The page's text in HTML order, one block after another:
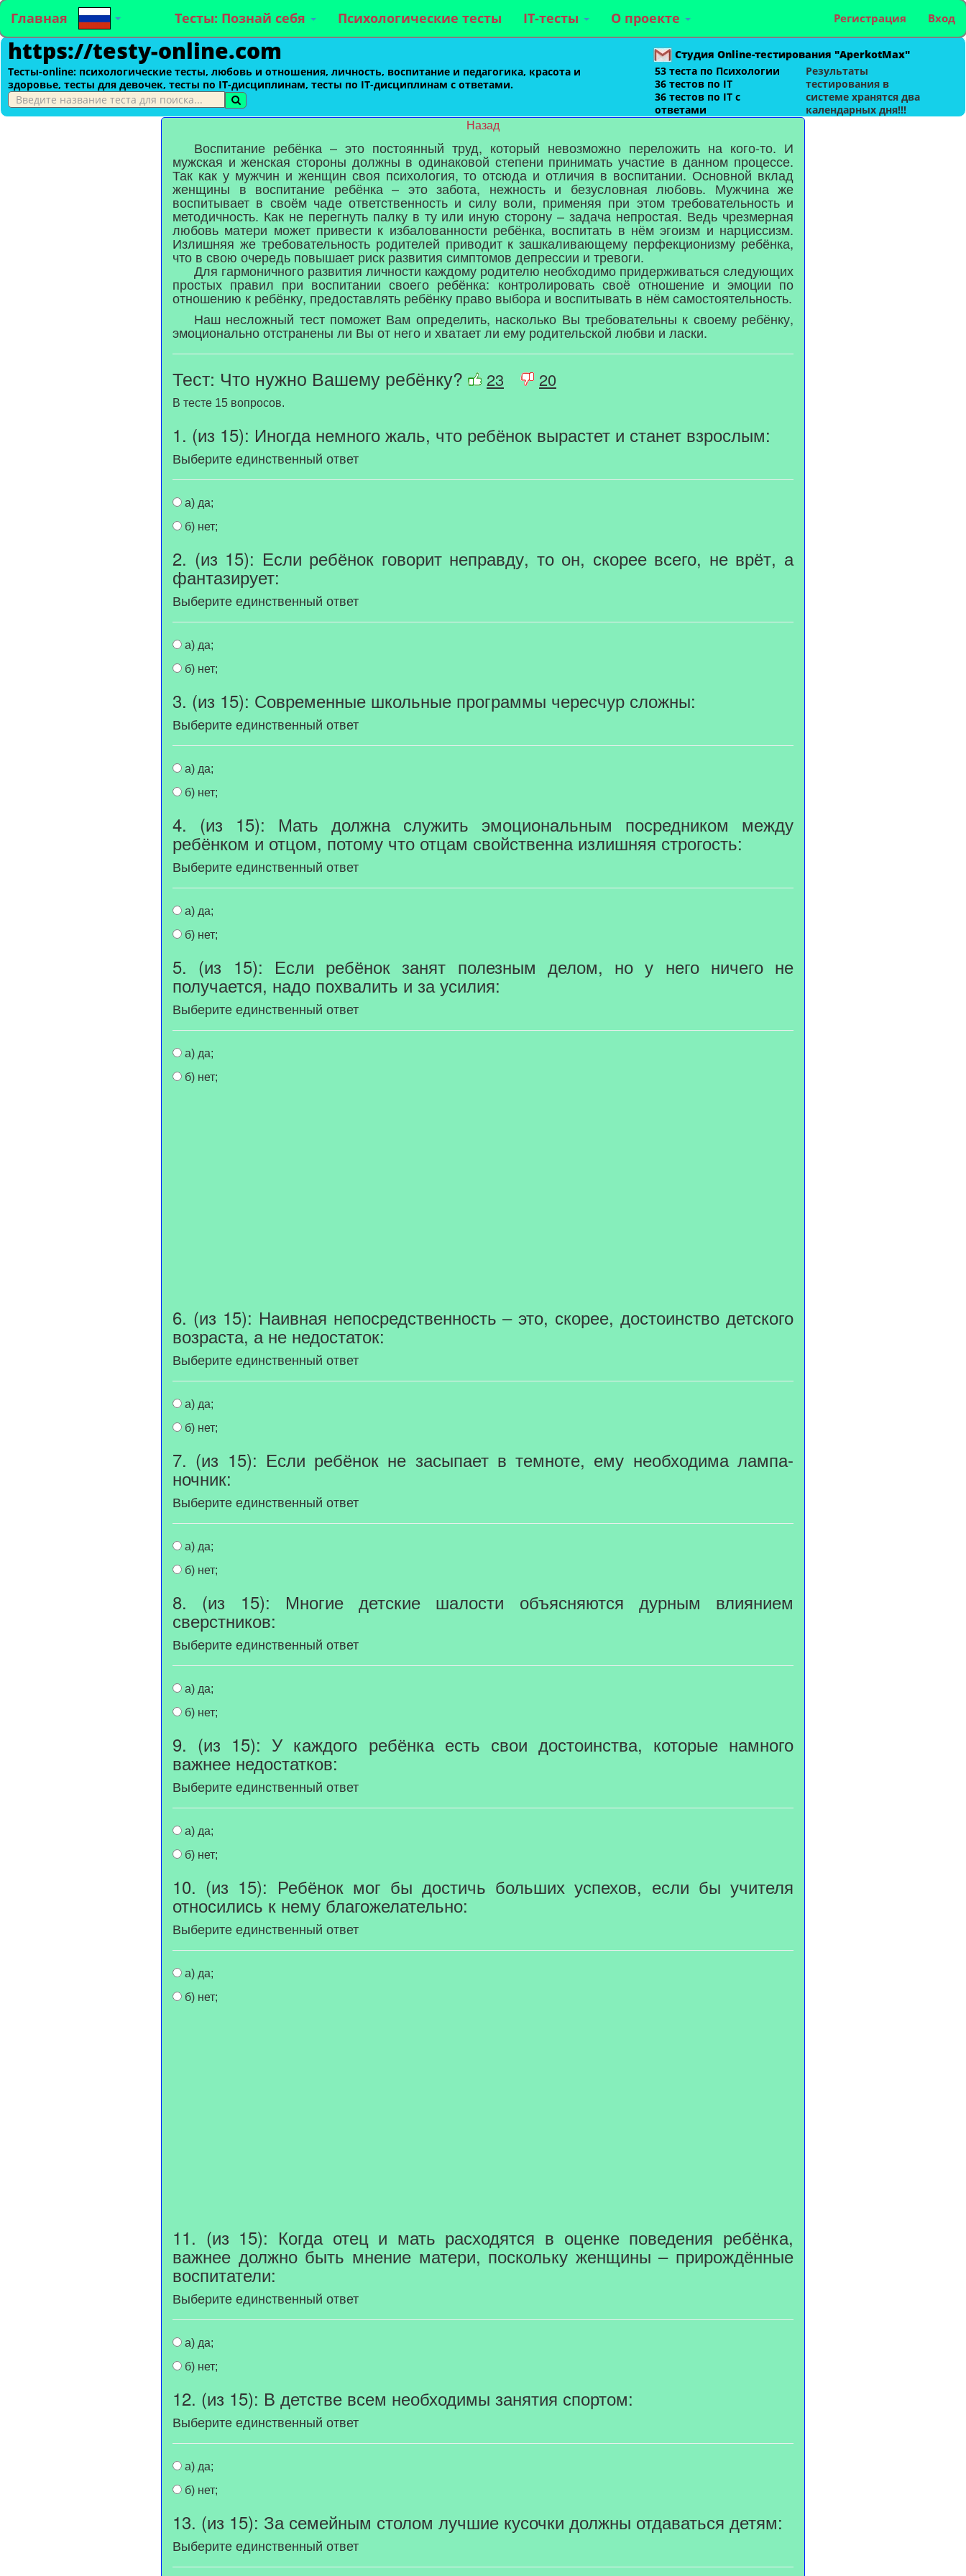
Главная Тесты: Познай себя Психологические тесты IT-тесты О проекте Регистрация Вход
https://testy-online.com
Тесты-оnline: психологические тесты, любовь и отношения, личность, воспитание и педагогика, красота и
здоровье, тесты для девочек, тесты по IT-дисциплинам, тесты по IT-дисциплинам с ответами.
Студия Online-тестирования "AperkotMax"
53 теста по Психологии
36 тестов по IT
36 тестов по IT с
ответами
Результаты
тестирования в
системе хранятся два
календарных дня!!!
Назад
Воспитание ребёнка – это постоянный труд, который невозможно переложить на кого-то. И
мужская и женская стороны должны в одинаковой степени принимать участие в данном процессе.
Так как у мужчин и женщин своя психология, то отсюда и отличия в воспитании. Основной вклад
женщины в воспитание ребёнка – это забота, нежность и безусловная любовь. Мужчина же
воспитывает в своём чаде ответственность и силу воли, применяя при этом требовательность и
методичность. Как не перегнуть палку в ту или иную сторону – задача непростая. Ведь чрезмерная
любовь матери может привести к избалованности ребёнка, воспитать в нём эгоизм и нарциссизм.
Излишняя же требовательность родителей приводит к зашкаливающему перфекционизму ребёнка,
что в свою очередь повышает риск развития симптомов депрессии и тревоги.
Для гармоничного развития личности каждому родителю необходимо придерживаться следующих
простых правил при воспитании своего ребёнка: контролировать своё отношение и эмоции по
отношению к ребёнку, предоставлять ребёнку право выбора и воспитывать в нём самостоятельность.
Наш несложный тест поможет Вам определить, насколько Вы требовательны к своему ребёнку,
эмоционально отстранены ли Вы от него и хватает ли ему родительской любви и ласки.
Тест: Что нужно Вашему ребёнку? 23 20
В тесте 15 вопросов.
1. (из 15): Иногда немного жаль, что ребёнок вырастет и станет взрослым:
Выберите единственный ответ
а) да;
б) нет;
2. (из 15): Если ребёнок говорит неправду, то он, скорее всего, не врёт, а
фантазирует:
Выберите единственный ответ
а) да;
б) нет;
3. (из 15): Современные школьные программы чересчур сложны:
Выберите единственный ответ
а) да;
б) нет;
4. (из 15): Мать должна служить эмоциональным посредником между
ребёнком и отцом, потому что отцам свойственна излишняя строгость:
Выберите единственный ответ
а) да;
б) нет;
5. (из 15): Если ребёнок занят полезным делом, но у него ничего не
получается, надо похвалить и за усилия:
Выберите единственный ответ
а) да;
б) нет;
6. (из 15): Наивная непосредственность – это, скорее, достоинство детского
возраста, а не недостаток:
Выберите единственный ответ
а) да;
б) нет;
7. (из 15): Если ребёнок не засыпает в темноте, ему необходима лампа-
ночник:
Выберите единственный ответ
а) да;
б) нет;
8. (из 15): Многие детские шалости объясняются дурным влиянием
сверстников:
Выберите единственный ответ
а) да;
б) нет;
9. (из 15): У каждого ребёнка есть свои достоинства, которые намного
важнее недостатков:
Выберите единственный ответ
а) да;
б) нет;
10. (из 15): Ребёнок мог бы достичь больших успехов, если бы учителя
относились к нему благожелательно:
Выберите единственный ответ
а) да;
б) нет;
11. (из 15): Когда отец и мать расходятся в оценке поведения ребёнка,
важнее должно быть мнение матери, поскольку женщины – прирождённые
воспитатели:
Выберите единственный ответ
а) да;
б) нет;
12. (из 15): В детстве всем необходимы занятия спортом:
Выберите единственный ответ
а) да;
б) нет;
13. (из 15): За семейным столом лучшие кусочки должны отдаваться детям:
Выберите единственный ответ